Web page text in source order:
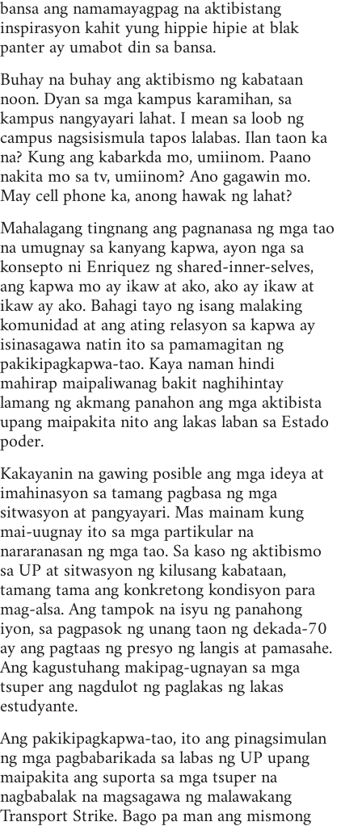
bansa ang namamayagpag na aktibistang
inspirasyon kahit yung hippie hipie at blak
panter ay umabot din sa bansa.
Buhay na buhay ang aktibismo ng kabataan
noon. Dyan sa mga kampus karamihan, sa
kampus nangyayari lahat. I mean sa loob ng
campus nagsisismula tapos lalabas. Ilan taon ka
na? Kung ang kabarkda mo, umiinom. Paano
nakita mo sa tv, umiinom? Ano gagawin mo.
May cell phone ka, anong hawak ng lahat?
Mahalagang tingnang ang pagnanasa ng mga tao
na umugnay sa kanyang kapwa, ayon nga sa
konsepto ni Enriquez ng shared-inner-selves,
ang kapwa mo ay ikaw at ako, ako ay ikaw at
ikaw ay ako. Bahagi tayo ng isang malaking
komunidad at ang ating relasyon sa kapwa ay
isinasagawa natin ito sa pamamagitan ng
pakikipagkapwa-tao. Kaya naman hindi
mahirap maipaliwanag bakit naghihintay
lamang ng akmang panahon ang mga aktibista
upang maipakita nito ang lakas laban sa Estado
poder.
Kakayanin na gawing posible ang mga ideya at
imahinasyon sa tamang pagbasa ng mga
sitwasyon at pangyayari. Mas mainam kung
mai-uugnay ito sa mga partikular na
nararanasan ng mga tao. Sa kaso ng aktibismo
sa UP at sitwasyon ng kilusang kabataan,
tamang tama ang konkretong kondisyon para
mag-alsa. Ang tampok na isyu ng panahong
iyon, sa pagpasok ng unang taon ng dekada-70
ay ang pagtaas ng presyo ng langis at pamasahe.
Ang kagustuhang makipag-ugnayan sa mga
tsuper ang nagdulot ng paglakas ng lakas
estudyante.
Ang pakikipagkapwa-tao, ito ang pinagsimulan
ng mga pagbabarikada sa labas ng UP upang
maipakita ang suporta sa mga tsuper na
nagbabalak na magsagawa ng malawakang
Transport Strike. Bago pa man ang mismong